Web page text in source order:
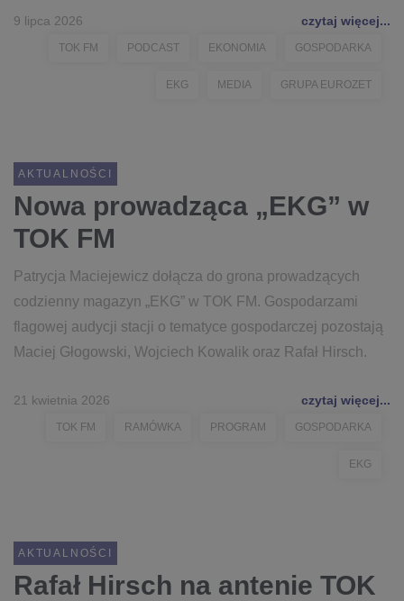
9 lipca 2026 czytaj więcej...
TOK FM PODCAST EKONOMIA GOSPODARKA
EKG MEDIA GRUPA EUROZET
AKTUALNOŚCI
Nowa prowadząca „EKG” w
TOK FM
Patrycja Maciejewicz dołącza do grona prowadzących
codzienny magazyn „EKG” w TOK FM. Gospodarzami
flagowej audycji stacji o tematyce gospodarczej pozostają
Maciej Głogowski, Wojciech Kowalik oraz Rafał Hirsch.
21 kwietnia 2026 czytaj więcej...
TOK FM RAMÓWKA PROGRAM GOSPODARKA
EKG
AKTUALNOŚCI
Rafał Hirsch na antenie TOK